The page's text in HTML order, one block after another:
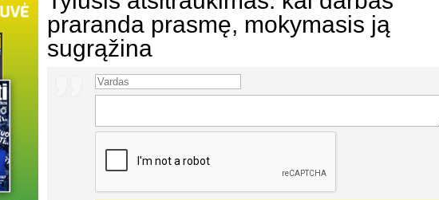
praranda prasmę, mokymasis ją
sugrąžina